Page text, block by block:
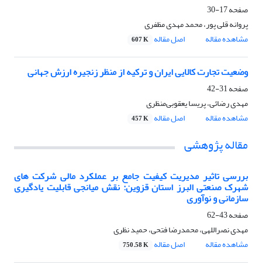
صفحه17-30
پروانه قلی پور، محمد مهدی مظفری
مشاهده مقاله
اصل مقاله 607 K
وضعیت تجارت کالایی ایران و ترکیه از منظر زنجیره ارزش جهانی
صفحه31-42
مهدی رضائی، پریسا یعقوبی‌منظری
مشاهده مقاله
اصل مقاله 457 K
مقاله پژوهشی
بررسی تاثیر مدیریت کیفیت جامع بر عملکرد مالی شرکت های
شهرک صنعتی البرز استان قزوین: نقش میانجی قابلیت یادگیری
سازمانی و نوآوری
صفحه43-62
مهدی نصراللهی، محمدرضا فتحی، حمید نظری
مشاهده مقاله
اصل مقاله 750.58 K